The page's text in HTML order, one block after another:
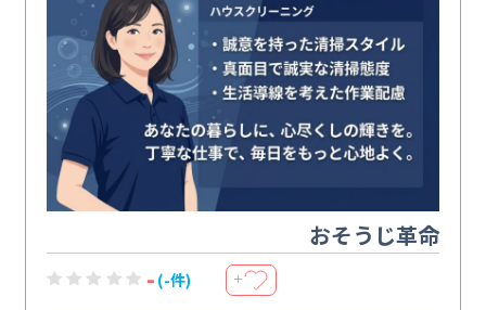
おそうじ革命
- (-件) ＋